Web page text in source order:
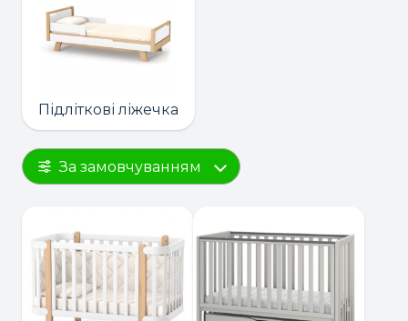
Підліткові ліжечка
За замовчуванням